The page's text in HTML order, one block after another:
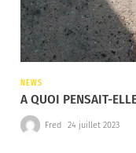
NEWS
A QUOI PENSAIT-
Fred 24 juillet 2023